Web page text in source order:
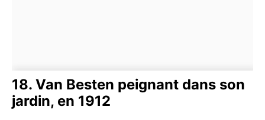
18. Van Besten peignant dans son
jardin, en 1912